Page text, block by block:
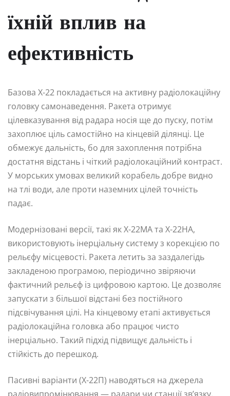
їхній вплив на
ефективність
Базова Х-22 покладається на активну радіолокаційну
головку самонаведення. Ракета отримує
цілевказування від радара носія ще до пуску, потім
захоплює ціль самостійно на кінцевій ділянці. Це
обмежує дальність, бо для захоплення потрібна
достатня відстань і чіткий радіолокаційний контраст.
У морських умовах великий корабель добре видно
на тлі води, але проти наземних цілей точність
падає.
Модернізовані версії, такі як Х-22МА та Х-22НА,
використовують інерціальну систему з корекцією по
рельєфу місцевості. Ракета летить за заздалегідь
закладеною програмою, періодично звіряючи
фактичний рельєф із цифровою картою. Це дозволяє
запускати з більшої відстані без постійного
підсвічування цілі. На кінцевому етапі активується
радіолокаційна головка або працює чисто
інерціально. Такий підхід підвищує дальність і
стійкість до перешкод.
Пасивні варіанти (Х-22П) наводяться на джерела